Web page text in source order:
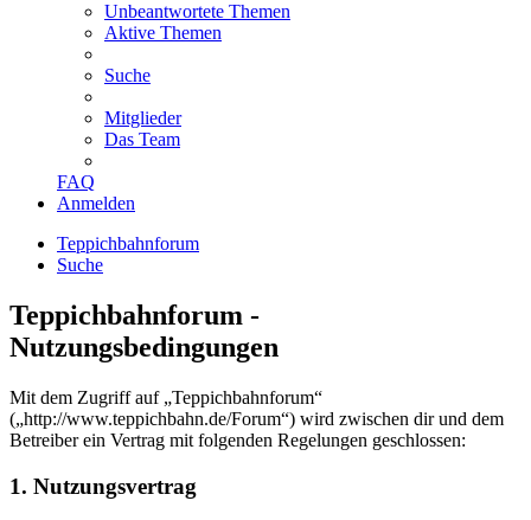
Unbeantwortete Themen
Aktive Themen
Suche
Mitglieder
Das Team
FAQ
Anmelden
Teppichbahnforum
Suche
Teppichbahnforum -
Nutzungsbedingungen
Mit dem Zugriff auf „Teppichbahnforum“
(„http://www.teppichbahn.de/Forum“) wird zwischen dir und dem
Betreiber ein Vertrag mit folgenden Regelungen geschlossen:
1. Nutzungsvertrag